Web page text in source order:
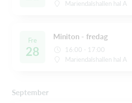
Mariendalshallen hal A
Fre
28
Miniton - fredag
16:00 - 17:00
Mariendalshallen hal A
September